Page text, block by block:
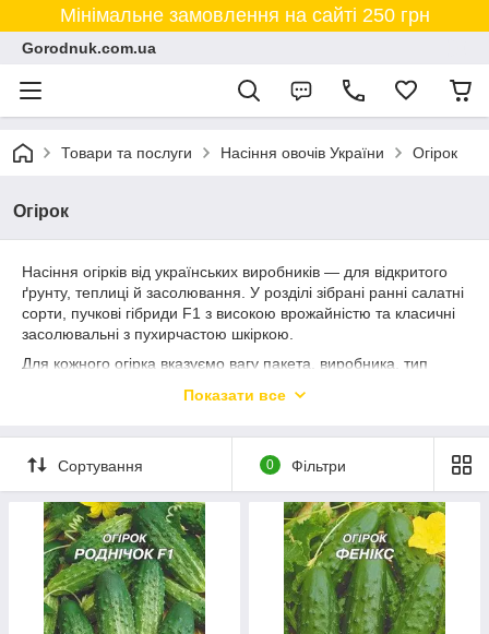
Мінімальне замовлення на сайті 250 грн
Gorodnuk.com.ua
Товари та послуги Насіння овочів України Огірок
Огірок
Насіння огірків від українських виробників — для відкритого
ґрунту, теплиці й засолювання. У розділі зібрані ранні салатні
сорти, пучкові гібриди F1 з високою врожайністю та класичні
засолювальні з пухирчастою шкіркою.
Для кожного огірка вказуємо вагу пакета, виробника, тип
дозрівання й призначення (салат, консервація, універсал).
Насіння свіже, із контролем схожості. Підкажемо сорт під ваш
спосіб вирощування. Доставка Новою поштою по Україні,
оплата при отриманні.
Показати все
Сортування 0 Фільтри